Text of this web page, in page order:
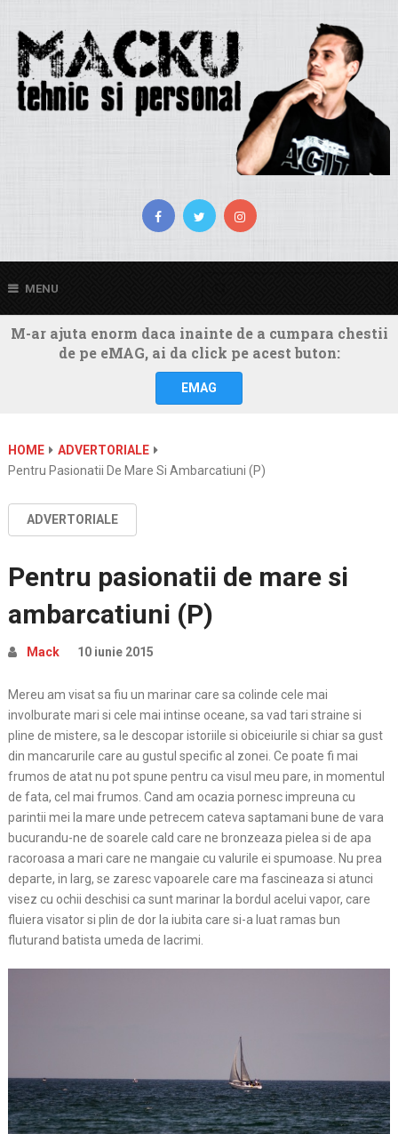
MENU
M-ar ajuta enorm daca inainte de a cumpara chestii
de pe eMAG, ai da click pe acest buton:
EMAG
HOME
ADVERTORIALE
Pentru Pasionatii De Mare Si Ambarcatiuni (P)
ADVERTORIALE
Pentru pasionatii de mare si
ambarcatiuni (P)
Mack 10 iunie 2015
Mereu am visat sa fiu un marinar care sa colinde cele mai
involburate mari si cele mai intinse oceane, sa vad tari straine si
pline de mistere, sa le descopar istoriile si obiceiurile si chiar sa gust
din mancarurile care au gustul specific al zonei. Ce poate fi mai
frumos de atat nu pot spune pentru ca visul meu pare, in momentul
de fata, cel mai frumos. Cand am ocazia pornesc impreuna cu
parintii mei la mare unde petrecem cateva saptamani bune de vara
bucurandu-ne de soarele cald care ne bronzeaza pielea si de apa
racoroasa a mari care ne mangaie cu valurile ei spumoase. Nu prea
departe, in larg, se zaresc vapoarele care ma fascineaza si atunci
visez cu ochii deschisi ca sunt marinar la bordul acelui vapor, care
fluiera visator si plin de dor la iubita care si-a luat ramas bun
fluturand batista umeda de lacrimi.